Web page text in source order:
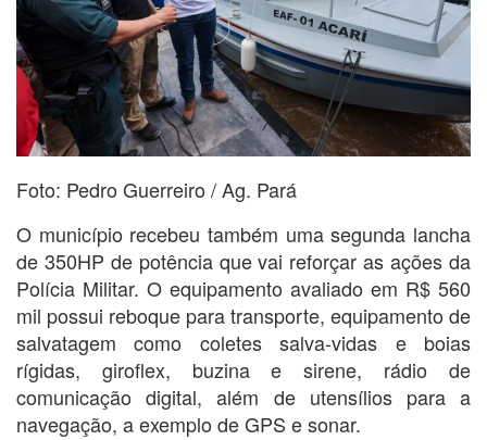
Foto: Pedro Guerreiro / Ag. Pará
O município recebeu também uma segunda lancha
de 350HP de potência que vai reforçar as ações da
Polícia Militar. O equipamento avaliado em R$ 560
mil possui reboque para transporte, equipamento de
salvatagem como coletes salva-vidas e boias
rígidas, giroflex, buzina e sirene, rádio de
comunicação digital, além de utensílios para a
navegação, a exemplo de GPS e sonar.